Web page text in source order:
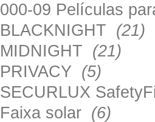
000-09 Películas
BLACKNIGHT (21)
MIDNIGHT (21)
PRIVACY (5)
SECURLUX
Faixa solar (6)